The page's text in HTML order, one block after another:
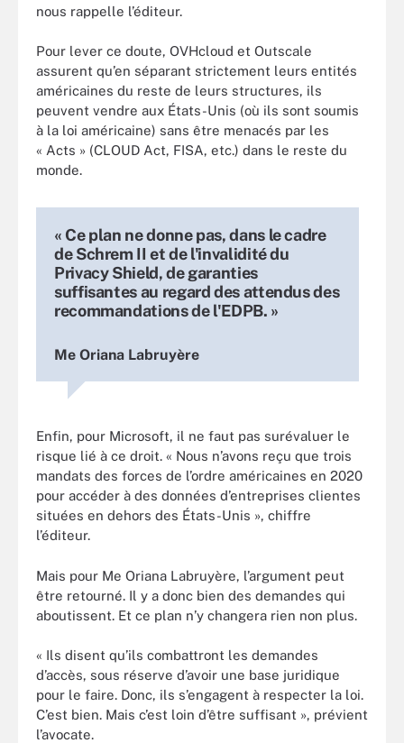
nous rappelle l’éditeur.
Pour lever ce doute, OVHcloud et Outscale
assurent qu’en séparant strictement leurs entités
américaines du reste de leurs structures, ils
peuvent vendre aux États-Unis (où ils sont soumis
à la loi américaine) sans être menacés par les
« Acts » (CLOUD Act, FISA, etc.) dans le reste du
monde.
« Ce plan ne donne pas, dans le cadre
de Schrem II et de l'invalidité du
Privacy Shield, de garanties
suffisantes au regard des attendus des
recommandations de l'EDPB. »
Me Oriana Labruyère
Enfin, pour Microsoft, il ne faut pas surévaluer le
risque lié à ce droit. « Nous n’avons reçu que trois
mandats des forces de l’ordre américaines en 2020
pour accéder à des données d’entreprises clientes
situées en dehors des États-Unis », chiffre
l’éditeur.
Mais pour Me Oriana Labruyère, l’argument peut
être retourné. Il y a donc bien des demandes qui
aboutissent. Et ce plan n’y changera rien non plus.
« Ils disent qu’ils combattront les demandes
d’accès, sous réserve d’avoir une base juridique
pour le faire. Donc, ils s’engagent à respecter la loi.
C’est bien. Mais c’est loin d’être suffisant », prévient
l’avocate.